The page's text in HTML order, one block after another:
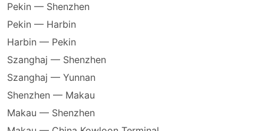
Pekin — Shenzhen
Pekin — Harbin
Harbin — Pekin
Szanghaj — Shenzhen
Szanghaj — Yunnan
Shenzhen — Makau
Makau — Shenzhen